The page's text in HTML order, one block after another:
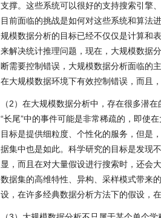
支撑。这些系统可以很好的支持搜索引擎
目前面临的挑战是如何对这些系统和算法
规模数据分析的目标已经不仅仅是计算和
来解决统计推理问题，现在，大规模数据
断需要控制错误，大规模数据分析面临的
在大规模数据环境下有效控制错误，而且
（2）在大规模数据分析中，存在很多潜
“长尾”中的事件可能是非常稀疏的，即使
目标是提供细粒度、个性化的服务，但是
据集中也是如此。科学研究的目标是发现
显，而且在对大量假设进行搜索时，还会
数据集的高维特性、异构、采样模式带来
设，在许多经典数据分析方法下的假设，